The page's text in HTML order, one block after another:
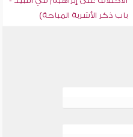
باب ذكر الأشربة المباحة)